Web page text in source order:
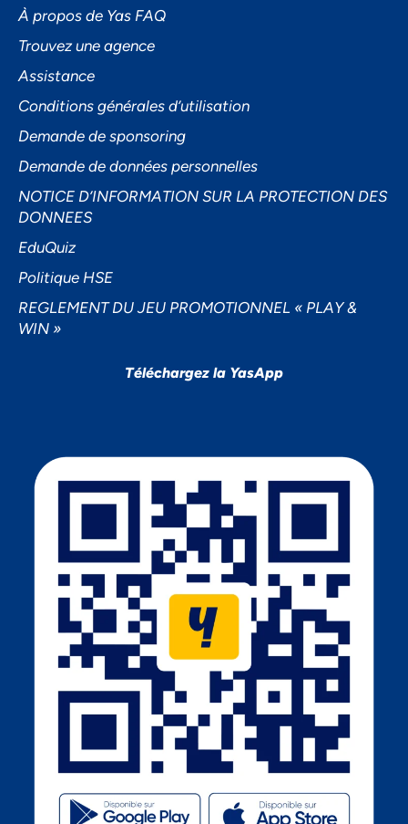
À propos de Yas FAQ
Trouvez une agence
Assistance
Conditions générales d’utilisation
Demande de sponsoring
Demande de données personnelles
NOTICE D’INFORMATION SUR LA PROTECTION DES
DONNEES
EduQuiz
Politique HSE
REGLEMENT DU JEU PROMOTIONNEL « PLAY &
WIN »
Téléchargez la YasApp
Préférences